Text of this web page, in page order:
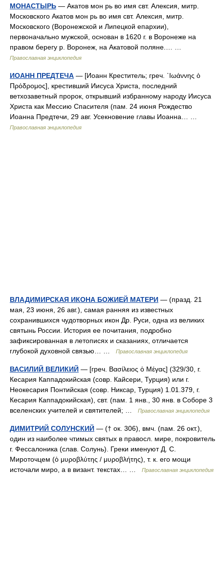
МОНАСТЫРЬ — Акатов мон рь во имя свт. Алексия, митр.
Московского Акатов мон рь во имя свт. Алексия, митр.
Московского (Воронежской и Липецкой епархии),
первоначально мужской, основан в 1620 г. в Воронеже на
правом берегу р. Воронеж, на Акатовой поляне.… …
Православная энциклопедия
ИОАНН ПРЕДТЕЧА — [Иоанн Креститель; греч. ᾿Ιωάννης ὁ
Πρόδρομος], крестивший Иисуса Христа, последний
ветхозаветный пророк, открывший избранному народу Иисуса
Христа как Мессию Спасителя (пам. 24 июня Рождество
Иоанна Предтечи, 29 авг. Усекновение главы Иоанна… …
Православная энциклопедия
ВЛАДИМИРСКАЯ ИКОНА БОЖИЕЙ МАТЕРИ — (празд. 21
мая, 23 июня, 26 авг.), самая ранняя из известных
сохранившихся чудотворных икон Др. Руси, одна из великих
святынь России. История ее почитания, подробно
зафиксированная в летописях и сказаниях, отличается
глубокой духовной связью… …
Православная энциклопедия
ВАСИЛИЙ ВЕЛИКИЙ — [греч. Βασίλειος ὁ Μέγας] (329/30, г.
Кесария Каппадокийская (совр. Кайсери, Турция) или г.
Неокесария Понтийская (совр. Никсар, Турция) 1.01.379, г.
Кесария Каппадокийская), свт. (пам. 1 янв., 30 янв. в Соборе 3
вселенских учителей и святителей; …
Православная энциклопедия
ДИМИТРИЙ СОЛУНСКИЙ — († ок. 306), вмч. (пам. 26 окт.),
один из наиболее чтимых святых в правосл. мире, покровитель
г. Фессалоника (слав. Солунь). Греки именуют Д. С.
Мироточцем (ὁ μυροβλύτης / μυροβλήτης), т. к. его мощи
источали миро, а в визант. текстах… …
Православная энциклопедия